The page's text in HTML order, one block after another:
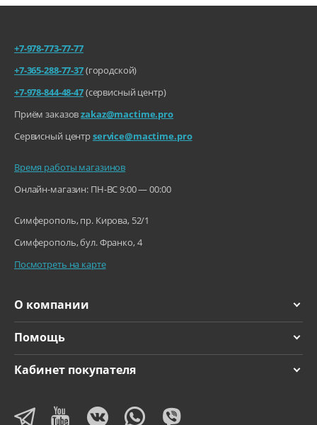
О компании
Помощь
Кабинет покупателя
+7-978-773-77-77
+7-365-288-77-37(городской)
+7-978-844-48-47(сервисный центр)
Приём заказовzakaz@mactime.pro
Сервисный центрservice@mactime.pro
Время работы магазинов
Онлайн-магазин: ПН-ВС 9:00 — 00:00
Симферополь, пр. Кирова, 52/1
Симферополь, бул. Франко, 4
Посмотреть на карте